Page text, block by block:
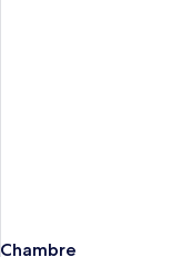
Chambre